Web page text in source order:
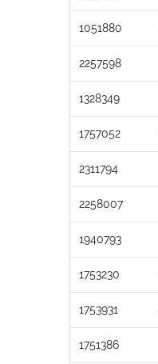
1051880
2257598
1328349
1757052
2311794
2258007
1940793
1753230
1753931
1751386